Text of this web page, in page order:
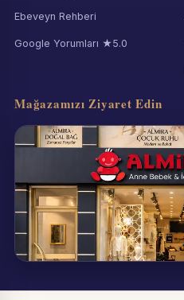
Ebeveyn Rehberi
Google Yorumları ★5.0
Mağazamızı Ziyaret Edin
Eynesil / Giresun